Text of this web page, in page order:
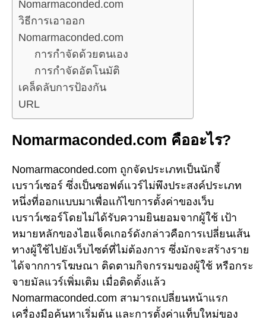
Nomarmaconded.com
วิธีการเอาออก
Nomarmaconded.com
การกำจัดด้วยตนเอง
การกำจัดอัตโนมัติ
เคล็ดลับการป้องกัน
URL
Nomarmaconded.com คืออะไร?
Nomarmaconded.com ถูกจัดประเภทเป็นนักจี้
เบราว์เซอร์ ซึ่งเป็นซอฟต์แวร์ไม่พึงประสงค์ประเภท
หนึ่งที่ออกแบบมาเพื่อแก้ไขการตั้งค่าของเว็บ
เบราว์เซอร์โดยไม่ได้รับความยินยอมจากผู้ใช้ เป้า
หมายหลักของไฮแจ็คเกอร์ดังกล่าวคือการเปลี่ยนเส้น
ทางผู้ใช้ไปยังเว็บไซต์ที่ไม่ต้องการ ซึ่งมักจะสร้างราย
ได้จากการโฆษณา ติดตามกิจกรรมของผู้ใช้ หรือกระ
จายมัลแวร์เพิ่มเติม เมื่อติดตั้งแล้ว
Nomarmaconded.com สามารถเปลี่ยนหน้าแรก
เครื่องมือค้นหาเริ่มต้น และการตั้งค่าแท็บใหม่ของ